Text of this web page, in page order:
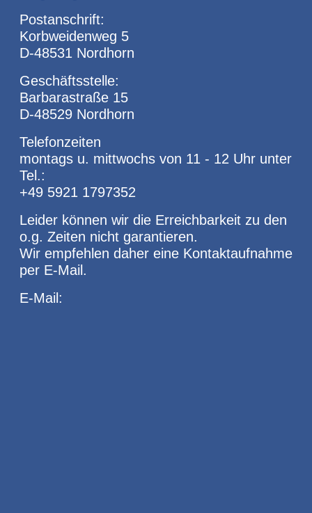
Postanschrift:
Korbweidenweg 5
D-48531 Nordhorn
Geschäftsstelle:
Barbarastraße 15
D-48529 Nordhorn
Telefonzeiten
montags u. mittwochs von 11 - 12 Uhr unter
Tel.:
+49 5921 1797352
Leider können wir die Erreichbarkeit zu den
o.g. Zeiten nicht garantieren.
Wir empfehlen daher eine Kontaktaufnahme
per E-Mail.
E-Mail: